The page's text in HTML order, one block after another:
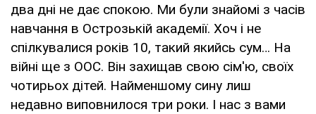
два дні не дає спокою. Ми були знайомі з часів
навчання в Острозькій академії. Хоч і не
спілкувалися років 10, такий якийсь сум… На
війні ще з ООС. Він захищав свою сім'ю, своїх
чотирьох дітей. Найменшому сину лиш
недавно виповнилося три роки. І нас з вами